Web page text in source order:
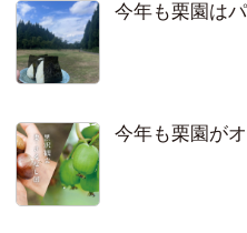
今年も栗園は
今年も栗園が